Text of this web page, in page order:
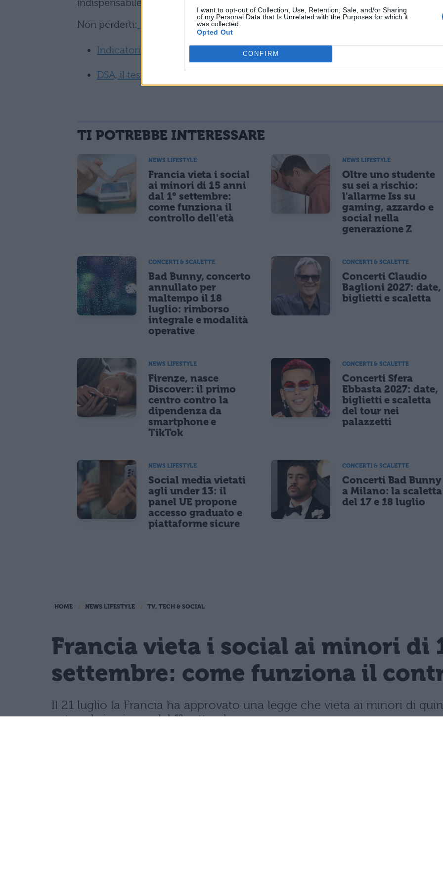
I want to opt-out of Collection, Use, Retention, Sale, and/or Sharing
of my Personal Data that Is Unrelated with the Purposes for which it
was collected.
Opted Out
CONFIRM
indispensabile per la presa in carico del soggetto per un intervento abilitativo.
Non perderti:
Indicatori precoci DSA: quando preoccuparsi
DSA, il test: in cosa consiste e quando farlo
TI POTREBBE INTERESSARE
NEWS LIFESTYLE
Francia vieta i social
ai minori di 15 anni
dal 1° settembre:
come funziona il
controllo dell'età
NEWS LIFESTYLE
Oltre uno studente
su sei a rischio:
l'allarme Iss su
gaming, azzardo e
social nella
generazione Z
CONCERTI & SCALETTE
Bad Bunny, concerto
annullato per
maltempo il 18
luglio: rimborso
integrale e modalità
operative
CONCERTI & SCALETTE
Concerti Claudio
Baglioni 2027: date,
biglietti e scaletta
NEWS LIFESTYLE
Firenze, nasce
Discover: il primo
centro contro la
dipendenza da
smartphone e
TikTok
CONCERTI & SCALETTE
Concerti Sfera
Ebbasta 2027: date,
biglietti e scaletta
del tour nei
palazzetti
NEWS LIFESTYLE
Social media vietati
agli under 13: il
panel UE propone
accesso graduato e
piattaforme sicure
CONCERTI & SCALETTE
Concerti Bad Bunny
a Milano: la scaletta
del 17 e 18 luglio
HOME NEWS LIFESTYLE TV, TECH & SOCIAL
Francia vieta i social ai minori di
settembre: come funziona il
Il 21 luglio la Francia ha approvato una legge che vieta ai minori di
network, in vigore dal 1° settembre.